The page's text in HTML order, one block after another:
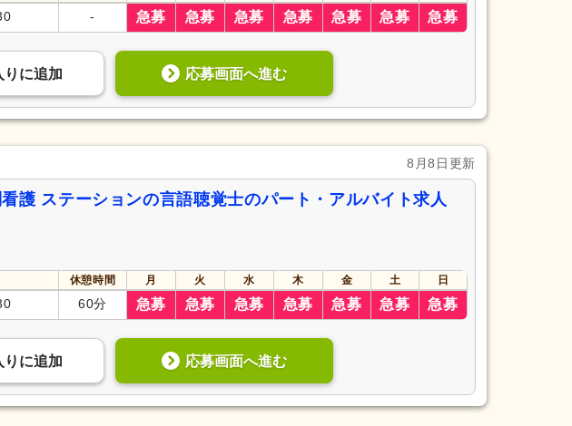
- 急募 急募 急募 急募 急募 急募 急募
り に追加 応募画面へ進む
8月8日更新
護 ステーションの言語聴覚士のパート・アルバイト求人
休憩時間 月 火 水 木 金 土
日
60分 急募 急募 急募 急募 急募 急募 急募
り に追加 応募画面へ進む